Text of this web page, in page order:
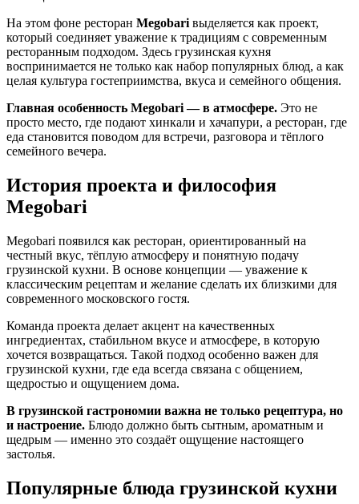
На этом фоне ресторан Megobariвыделяется как проект,
который соединяет уважение к традициям с современным
ресторанным подходом. Здесь грузинская кухня
воспринимается не только как набор популярных блюд, а как
целая культура гостеприимства, вкуса и семейного общения.
Главная особенность Megobari — в атмосфере. Это не
просто место, где подают хинкали и хачапури, а ресторан, где
еда становится поводом для встречи, разговора и тёплого
семейного вечера.
История проекта и философия
Megobari
Megobari появился как ресторан, ориентированный на
честный вкус, тёплую атмосферу и понятную подачу
грузинской кухни. В основе концепции — уважение к
классическим рецептам и желание сделать их близкими для
современного московского гостя.
Команда проекта делает акцент на качественных
ингредиентах, стабильном вкусе и атмосфере, в которую
хочется возвращаться. Такой подход особенно важен для
грузинской кухни, где еда всегда связана с общением,
щедростью и ощущением дома.
В грузинской гастрономии важна не только рецептура, но
и настроение. Блюдо должно быть сытным, ароматным и
щедрым — именно это создаёт ощущение настоящего
застолья.
Популярные блюда грузинской кухни